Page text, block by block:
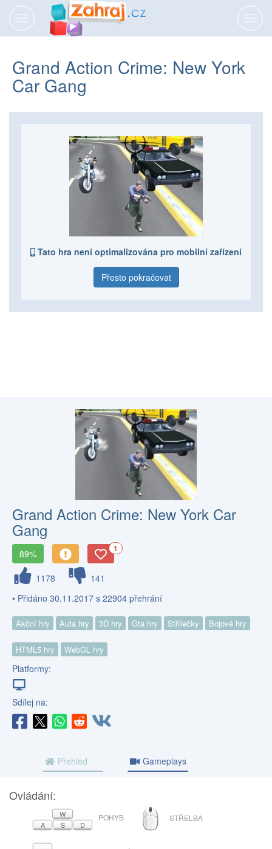
Grand Action Crime: New York
Car Gang
Tato hra není optimalizována pro mobilní zařízení
Přesto pokračovat
Grand Action Crime: New York Car
Gang
89% 1
1178
141
• Přidáno 30.11.2017 s 22904 přehrání
Akční hry Auta hry 3D hry Gta hry Střílečky Bojové hry
HTML5 hry WebGL hry
Platformy:
Sdílej na:
Přehled Gameplays
Ovládání:
W
A
S D
POHYB MYŠ
STŘELBA